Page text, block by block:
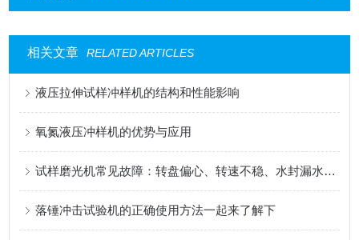
相关文章 RELATED ARTICLES
液压拉伸试样冲样机的结构和性能影响
氧氮液压冲样机的优势与应用
试样磨光机常见故障：转盘偏心、转速不稳、水封漏水修复
落锤冲击试验机的正确使用方法一起来了解下